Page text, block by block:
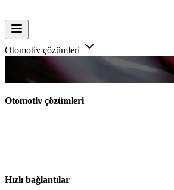
Otomotiv çözümleri
Otomotiv çözümleri
Hızlı bağlantılar